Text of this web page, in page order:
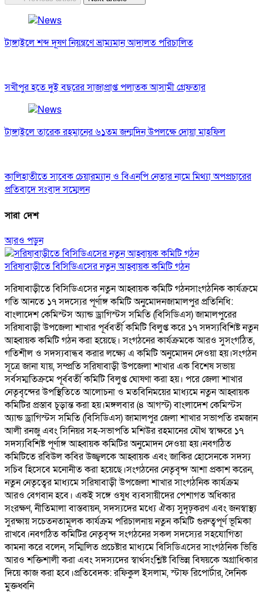
সারা দেশ
আরও পড়ুন
সরিষাবাড়ীতে বিসিডিএসের নতুন আহ্বায়ক কমিটি গঠন
সরিষাবাড়ীতে বিসিডিএসের নতুন আহ্বায়ক কমিটি গঠনসাংগঠনিক কার্যক্রমে
গতি আনতে ১৭ সদস্যের পূর্ণাঙ্গ কমিটি অনুমোদনজামালপুর প্রতিনিধি:
বাংলাদেশ কেমিস্টস অ্যান্ড ড্রাগিস্টস সমিতি (বিসিডিএস) জামালপুরের
সরিষাবাড়ী উপজেলা শাখার পূর্ববর্তী কমিটি বিলুপ্ত করে ১৭ সদস্যবিশিষ্ট নতুন
আহ্বায়ক কমিটি গঠন করা হয়েছে। সংগঠনের কার্যক্রমকে আরও সুসংগঠিত,
গতিশীল ও সদস্যবান্ধব করার লক্ষ্যে এ কমিটি অনুমোদন দেওয়া হয়।সংগঠন
সূত্রে জানা যায়, সম্প্রতি সরিষাবাড়ী উপজেলা শাখার এক বিশেষ সভায়
সর্বসম্মতিক্রমে পূর্ববর্তী কমিটি বিলুপ্ত ঘোষণা করা হয়। পরে জেলা শাখার
নেতৃবৃন্দের উপস্থিতিতে আলোচনা ও মতবিনিময়ের মাধ্যমে নতুন আহ্বায়ক
কমিটির প্রস্তাব চূড়ান্ত করা হয়।মঙ্গলবার (৪ আগস্ট) বাংলাদেশ কেমিস্টস
অ্যান্ড ড্রাগিস্টস সমিতি (বিসিডিএস) জামালপুর জেলা শাখার সভাপতি রমজান
আলী রনজু এবং সিনিয়র সহ-সভাপতি মশিউর রহমানের যৌথ স্বাক্ষরে ১৭
সদস্যবিশিষ্ট পূর্ণাঙ্গ আহ্বায়ক কমিটির অনুমোদন দেওয়া হয়।নবগঠিত
কমিটিতে রবিউল কবির উজ্জ্বলকে আহ্বায়ক এবং জাকির হোসেনকে সদস্য
সচিব হিসেবে মনোনীত করা হয়েছে।সংগঠনের নেতৃবৃন্দ আশা প্রকাশ করেন,
নতুন নেতৃত্বের মাধ্যমে সরিষাবাড়ী উপজেলা শাখার সাংগঠনিক কার্যক্রম
আরও বেগবান হবে। একই সঙ্গে ওষুধ ব্যবসায়ীদের পেশাগত অধিকার
সংরক্ষণ, নীতিমালা বাস্তবায়ন, সদস্যদের মধ্যে ঐক্য সুদৃঢ়করণ এবং জনস্বাস্থ্য
সুরক্ষায় সচেতনতামূলক কার্যক্রম পরিচালনায় নতুন কমিটি গুরুত্বপূর্ণ ভূমিকা
রাখবে।নবগঠিত কমিটির নেতৃবৃন্দ সংগঠনের সকল সদস্যের সহযোগিতা
কামনা করে বলেন, সম্মিলিত প্রচেষ্টার মাধ্যমে বিসিডিএসের সাংগঠনিক ভিত্তি
আরও শক্তিশালী করা এবং সদস্যদের স্বার্থসংশ্লিষ্ট বিভিন্ন বিষয়কে অগ্রাধিকার
দিয়ে কাজ করা হবে।প্রতিবেদক: রফিকুল ইসলাম, স্টাফ রিপোর্টার, দৈনিক
মুক্তধ্বনি